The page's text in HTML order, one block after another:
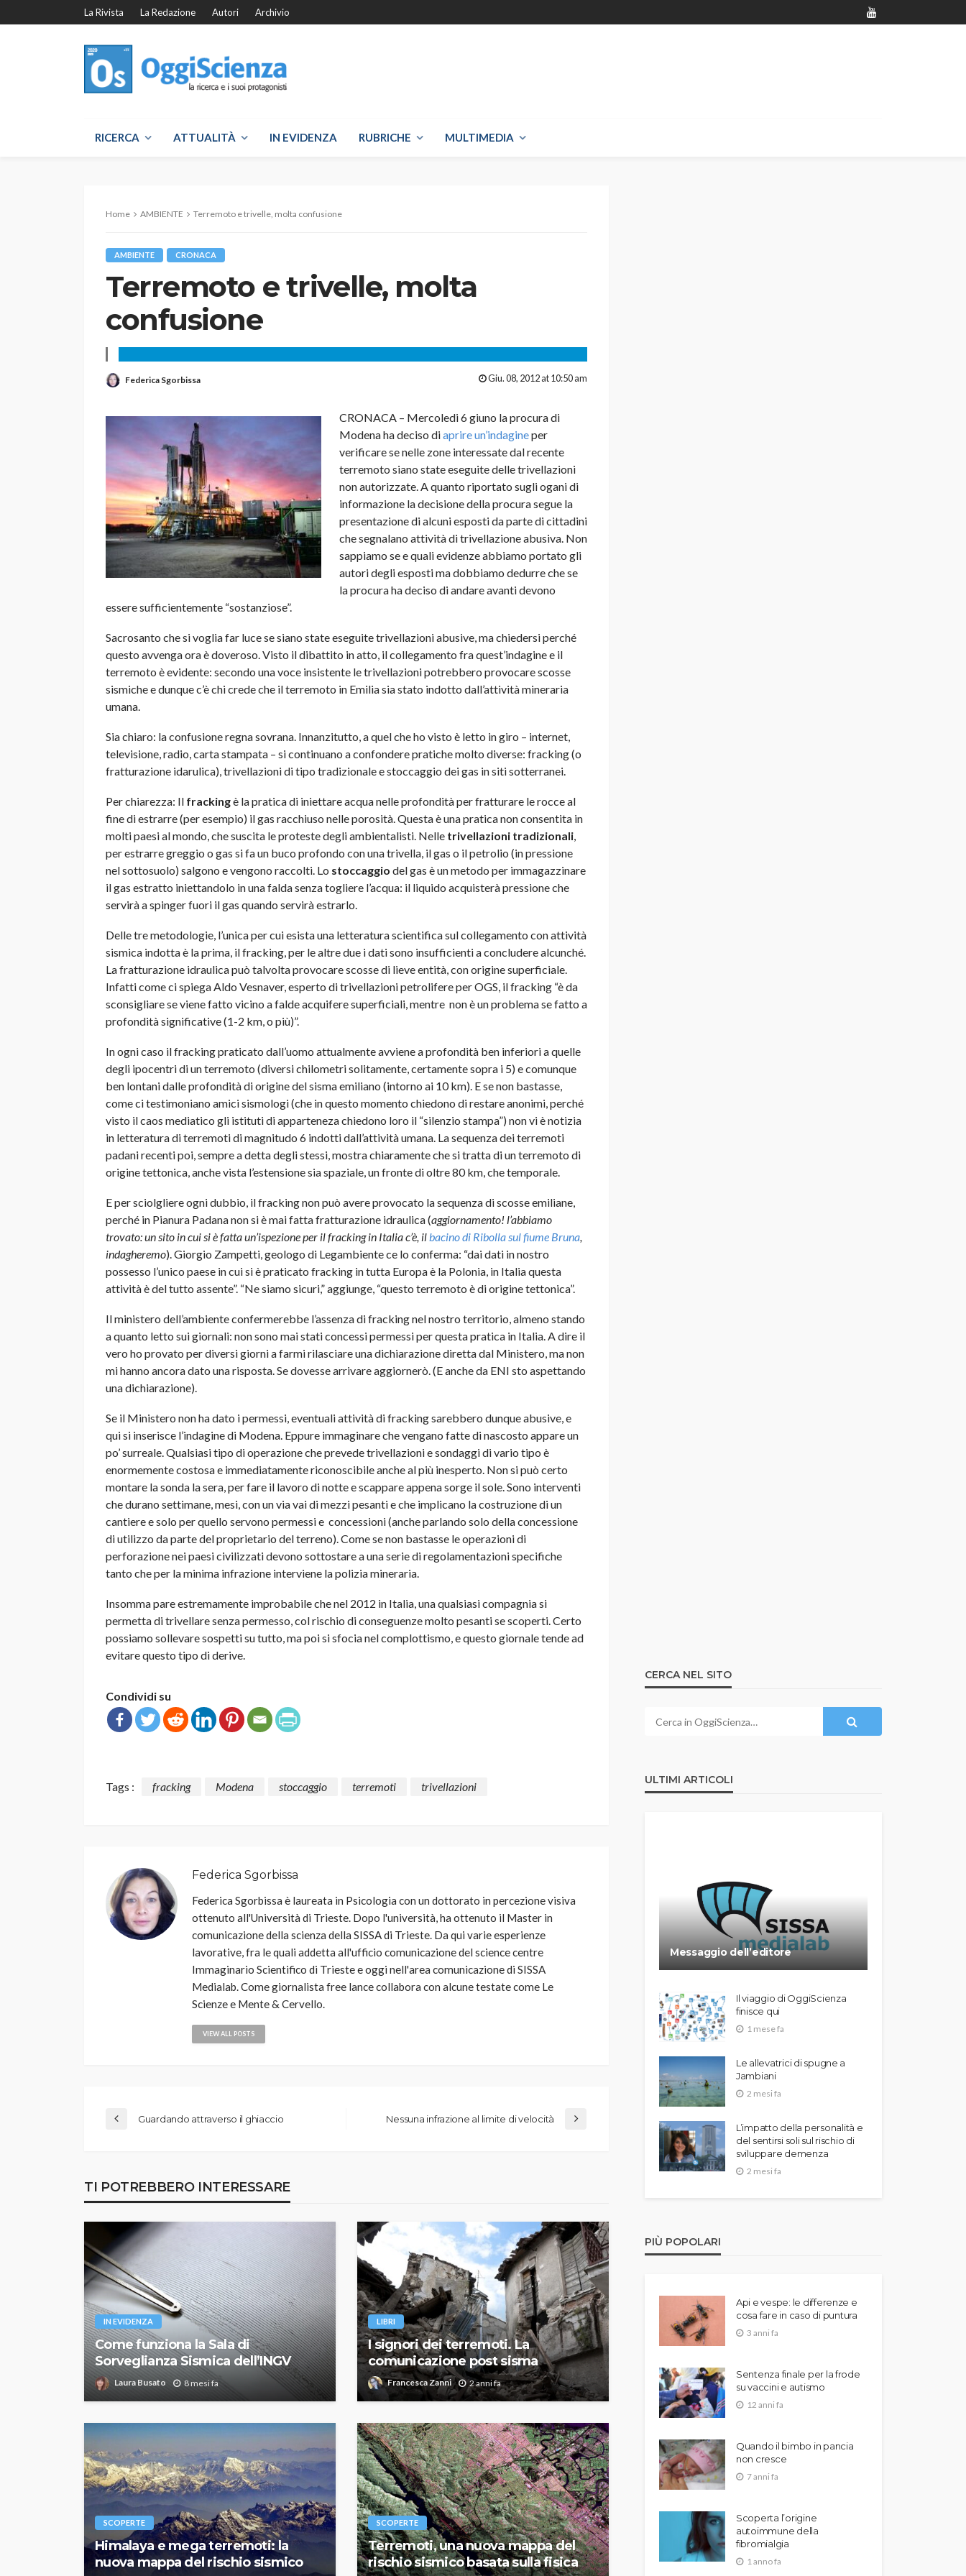
La Rivista La Redazione Autori Archivio
RICERCA ATTUALITÀ IN EVIDENZA RUBRICHE MULTIMEDIA
Home AMBIENTE Terremoto e trivelle, molta confusione
AMBIENTE CRONACA
Terremoto e trivelle, molta
confusione
Federica Sgorbissa Giu. 08, 2012 at 10:50 am
CRONACA – Mercoledi 6 giuno la procura di
Modena ha deciso diaprire un’indagineper
verificare se nelle zone interessate dal recente
terremoto siano state eseguite delle trivellazioni
non autorizzate. A quanto riportato sugli ogani di
informazione la decisione della procura segue la
presentazione di alcuni esposti da parte di cittadini
che segnalano attività di trivellazione abusiva. Non
sappiamo se e quali evidenze abbiamo portato gli
autori degli esposti ma dobbiamo dedurre che se
la procura ha deciso di andare avanti devono
essere sufficientemente “sostanziose”.
Sacrosanto che si voglia far luce se siano state eseguite trivellazioni abusive, ma chiedersi perché
questo avvenga ora è doveroso. Visto il dibattito in atto, il collegamento fra quest’indagine e il
terremoto è evidente: secondo una voce insistente le trivellazioni potrebbero provocare scosse
sismiche e dunque c’è chi crede che il terremoto in Emilia sia stato indotto dall’attività mineraria
umana.
Sia chiaro: la confusione regna sovrana. Innanzitutto, a quel che ho visto è letto in giro – internet,
televisione, radio, carta stampata – si continuano a confondere pratiche molto diverse: fracking (o
fratturazione idarulica), trivellazioni di tipo tradizionale e stoccaggio dei gas in siti sotterranei.
Per chiarezza: Il frackingè la pratica di iniettare acqua nelle profondità per fratturare le rocce al
fine di estrarre (per esempio) il gas racchiuso nelle porosità. Questa è una pratica non consentita in
molti paesi al mondo, che suscita le proteste degli ambientalisti. Nelle trivellazioni tradizionali,
per estrarre greggio o gas si fa un buco profondo con una trivella, il gas o il petrolio (in pressione
nel sottosuolo) salgono e vengono raccolti. Lo stoccaggio del gas è un metodo per immagazzinare
il gas estratto iniettandolo in una falda senza togliere l’acqua: il liquido acquisterà pressione che
servirà a spinger fuori il gas quando servirà estrarlo.
Delle tre metodologie, l’unica per cui esista una letteratura scientifica sul collegamento con attività
sismica indotta è la prima, il fracking, per le altre due i dati sono insufficienti a concludere alcunché.
La fratturazione idraulica può talvolta provocare scosse di lieve entità, con origine superficiale.
Infatti come ci spiega Aldo Vesnaver, esperto di trivellazioni petrolifere per OGS, il fracking “è da
sconsigliare se viene fatto vicino a falde acquifere superficiali, mentre non è un problema se fatto a
profondità significative (1-2 km, o più)”.
In ogni caso il fracking praticato dall’uomo attualmente avviene a profondità ben inferiori a quelle
degli ipocentri di un terremoto (diversi chilometri solitamente, certamente sopra i 5) e comunque
ben lontani dalle profondità di origine del sisma emiliano (intorno ai 10 km). E se non bastasse,
come ci testimoniano amici sismologi (che in questo momento chiedono di restare anonimi, perché
visto il caos mediatico gli istituti di apparteneza chiedono loro il “silenzio stampa”) non vi è notizia
in letteratura di terremoti di magnitudo 6 indotti dall’attività umana. La sequenza dei terremoti
padani recenti poi, sempre a detta degli stessi, mostra chiaramente che si tratta di un terremoto di
origine tettonica, anche vista l’estensione sia spaziale, un fronte di oltre 80 km, che temporale.
E per sciolgliere ogni dubbio, il fracking non può avere provocato la sequenza di scosse emiliane,
perché in Pianura Padana non si è mai fatta fratturazione idraulica (aggiornamento! l’abbiamo
trovato: un sito in cui si è fatta un’ispezione per il fracking in Italia c’è, ilbacino di Ribolla sul fiume Bruna,
indagheremo). Giorgio Zampetti, geologo di Legambiente ce lo conferma: “dai dati in nostro
possesso l’unico paese in cui si è praticato fracking in tutta Europa è la Polonia, in Italia questa
attività è del tutto assente”. “Ne siamo sicuri,” aggiunge, “questo terremoto è di origine tettonica”.
Il ministero dell’ambiente confermerebbe l’assenza di fracking nel nostro territorio, almeno stando
a quanto letto sui giornali: non sono mai stati concessi permessi per questa pratica in Italia. A dire il
vero ho provato per diversi giorni a farmi rilasciare una dichiarazione diretta dal Ministero, ma non
mi hanno ancora dato una risposta. Se dovesse arrivare aggiornerò. (E anche da ENI sto aspettando
una dichiarazione).
Se il Ministero non ha dato i permessi, eventuali attività di fracking sarebbero dunque abusive, e
qui si inserisce l’indagine di Modena. Eppure immaginare che vengano fatte di nascosto appare un
po’ surreale. Qualsiasi tipo di operazione che prevede trivellazioni e sondaggi di vario tipo è
enormemente costosa e immediatamente riconoscibile anche al più inesperto. Non si può certo
montare la sonda la sera, per fare il lavoro di notte e scappare appena sorge il sole. Sono interventi
che durano settimane, mesi, con un via vai di mezzi pesanti e che implicano la costruzione di un
cantiere e solo per quello servono permessi e concessioni (anche parlando solo della concessione
di utilizzo da parte del proprietario del terreno). Come se non bastasse le operazioni di
perforazione nei paesi civilizzati devono sottostare a una serie di regolamentazioni specifiche
tanto che per la minima infrazione interviene la polizia mineraria.
Insomma pare estremamente improbabile che nel 2012 in Italia, una qualsiasi compagnia si
permetta di trivellare senza permesso, col rischio di conseguenze molto pesanti se scoperti. Certo
possiamo sollevare sospetti su tutto, ma poi si sfocia nel complottismo, e questo giornale tende ad
evitare questo tipo di derive.
Condividi su
Tags : fracking Modena stoccaggio terremoti trivellazioni
Federica Sgorbissa
Federica Sgorbissa è laureata in Psicologia con un dottorato in percezione visiva
ottenuto all'Università di Trieste. Dopo l'università, ha ottenuto il Master in
comunicazione della scienza della SISSA di Trieste. Da qui varie esperienze
lavorative, fra le quali addetta all'ufficio comunicazione del science centre
Immaginario Scientifico di Trieste e oggi nell'area comunicazione di SISSA
Medialab. Come giornalista free lance collabora con alcune testate come Le
Scienze e Mente & Cervello.
VIEW ALL POSTS
Guardando attraverso il ghiaccio Nessuna infrazione al limite di velocità
TI POTREBBERO INTERESSARE
IN EVIDENZA
Come funziona la Sala di
Sorveglianza Sismica dell’INGV
Laura Busato 8 mesi fa
LIBRI
I signori dei terremoti. La
comunicazione post sisma
Francesca Zanni 2 anni fa
SCOPERTE
Himalaya e mega terremoti: la
nuova mappa del rischio sismico
SCOPERTE
Terremoti, una nuova mappa del
rischio sismico basata sulla fisica
CERCA NEL SITO
ULTIMI ARTICOLI
Messaggio dell’editore
Il viaggio di OggiScienza
finisce qui
1 mese fa
Le allevatrici di spugne a
Jambiani
2 mesi fa
L’impatto della personalità e
del sentirsi soli sul rischio di
sviluppare demenza
2 mesi fa
PIÙ POPOLARI
Api e vespe: le differenze e
cosa fare in caso di puntura
3 anni fa
Sentenza finale per la frode
su vaccini e autismo
12 anni fa
Quando il bimbo in pancia
non cresce
7 anni fa
Scoperta l’origine
autoimmune della
fibromialgia
1 anno fa